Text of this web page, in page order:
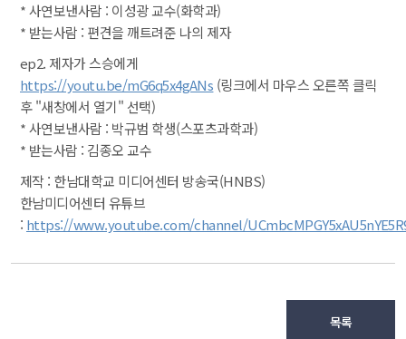
* 사연보낸사람 : 이성광 교수(화학과)
* 받는사람 : 편견을 깨트려준 나의 제자
ep2. 제자가 스승에게
https://youtu.be/mG6q5x4gANs (링크에서 마우스 오른쪽 클릭
후 "새창에서 열기" 선택)
* 사연보낸사람 : 박규범 학생(스포츠과학과)
* 받는사람 : 김종오 교수
제작 : 한남대학교 미디어센터 방송국(HNBS)
한남미디어센터 유튜브
: https://www.youtube.com/channel/
목록